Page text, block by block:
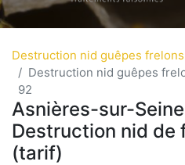
Destruction nid guêpes frelons
Destruction nid guêpes
92
Asnières-sur-
Destruction nid de
(tarif)